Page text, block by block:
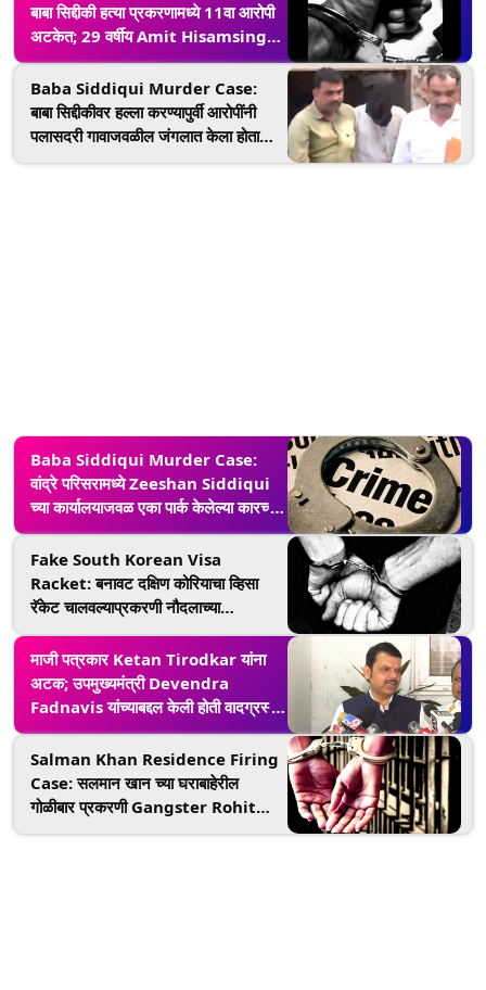
बाबा सिद्दीकी हत्या प्रकरणामध्ये 11वा आरोपी
अटकेत; 29 वर्षीय Amit Hisamsing
Kumar ला अटक
Baba Siddiqui Murder Case:
बाबा सिद्दीकीवर हल्ला करण्यापुर्वी आरोपींनी
पलासदरी गावाजवळील जंगलात केला होता
Baba Siddiqui Murder Case:
वांद्रे परिसरामध्ये Zeeshan Siddiqui
च्या कार्यालयाजवळ एका पार्क केलेल्या कारच्या
टायर मधून अजून एक शस्त्र जप्त
Fake South Korean Visa
Racket: बनावट दक्षिण कोरियाचा व्हिसा
रॅकेट चालवल्याप्रकरणी नौदलाच्या
अधिकाऱ्याला अटक
माजी पत्रकार Ketan Tirodkar यांना
अटक; उपमुख्यमंत्री Devendra
Fadnavis यांच्याबद्दल केली होती वादग्रस्त
टिप्पणी
Salman Khan Residence Firing
Case: सलमान खान च्या घराबाहेरील
गोळीबार प्रकरणी Gangster Rohit